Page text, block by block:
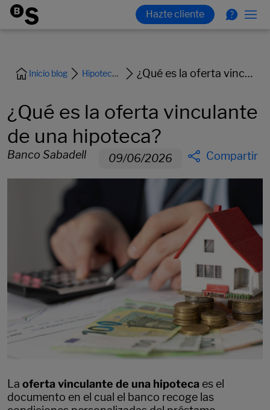
Inicio blog Hipoteca y vivienda ¿Qué es la oferta vinculante de una hipoteca?
¿Qué es la oferta vinculante
de una hipoteca?
Banco Sabadell 09/06/2026 Compartir
La oferta vinculante de una hipoteca es el
documento en el cual el banco recoge las